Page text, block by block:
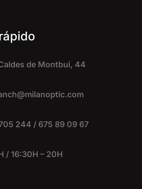
de Montbui, 44
244 / 675 89 09 67
/ 16:30H – 20H